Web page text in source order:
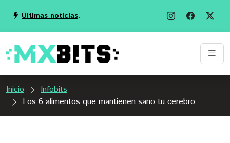
Últimas noticias.
Inicio
Infobits
Los 6 alimentos que mantienen sano tu cerebro